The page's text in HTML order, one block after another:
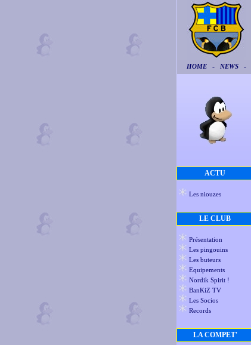
HOME - NEWS -
ACTU
Les niouzes
LE CLUB
Présentation
Les pingouins
Les buteurs
Equipements
Nordik Spirit !
BanKiZ TV
Les Socios
Records
LA COMPET'